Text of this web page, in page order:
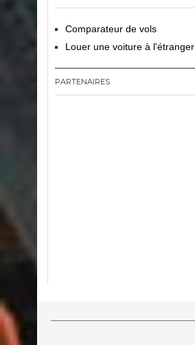
Comparateur de vols
Louer une voiture à l'étranger
PARTENAIRES